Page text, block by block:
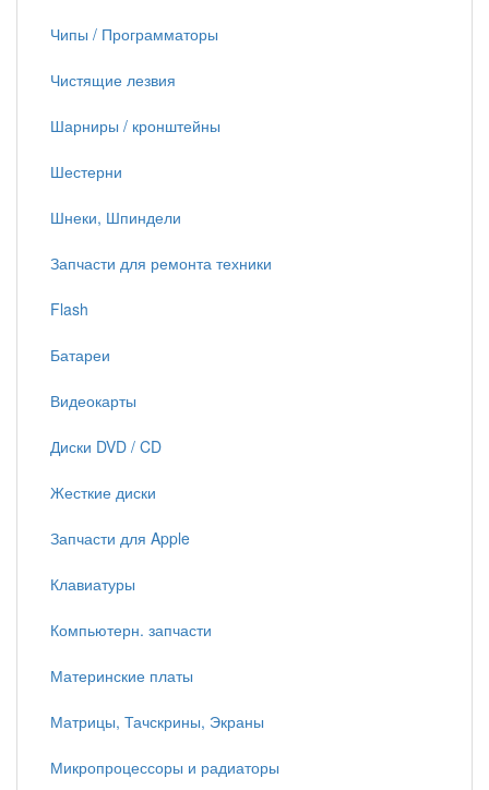
Чипы / Программаторы
Чистящие лезвия
Шарниры / кронштейны
Шестерни
Шнеки, Шпиндели
Запчасти для ремонта техники
Flash
Батареи
Видеокарты
Диски DVD / CD
Жесткие диски
Запчасти для Apple
Клавиатуры
Компьютерн. запчасти
Материнские платы
Матрицы, Тачскрины, Экраны
Микропроцессоры и радиаторы